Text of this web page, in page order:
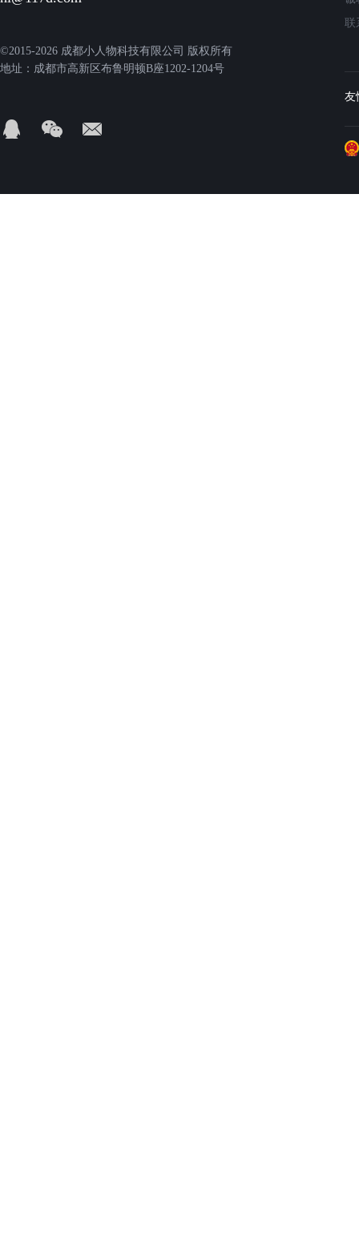
©2015-2026 成都小人物科技有限公司 版权所有
地址：成都市高新区布鲁明顿B座1202-1204号
联